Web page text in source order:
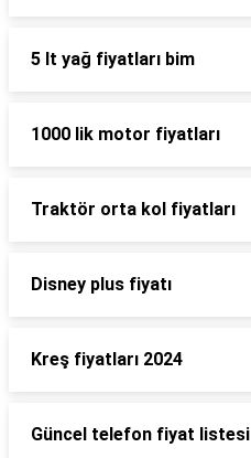
5 lt yağ fiyatları bim
1000 lik motor fiyatları
Traktör orta kol fiyatları
Disney plus fiyatı
Kreş fiyatları 2024
Güncel telefon fiyat listesi